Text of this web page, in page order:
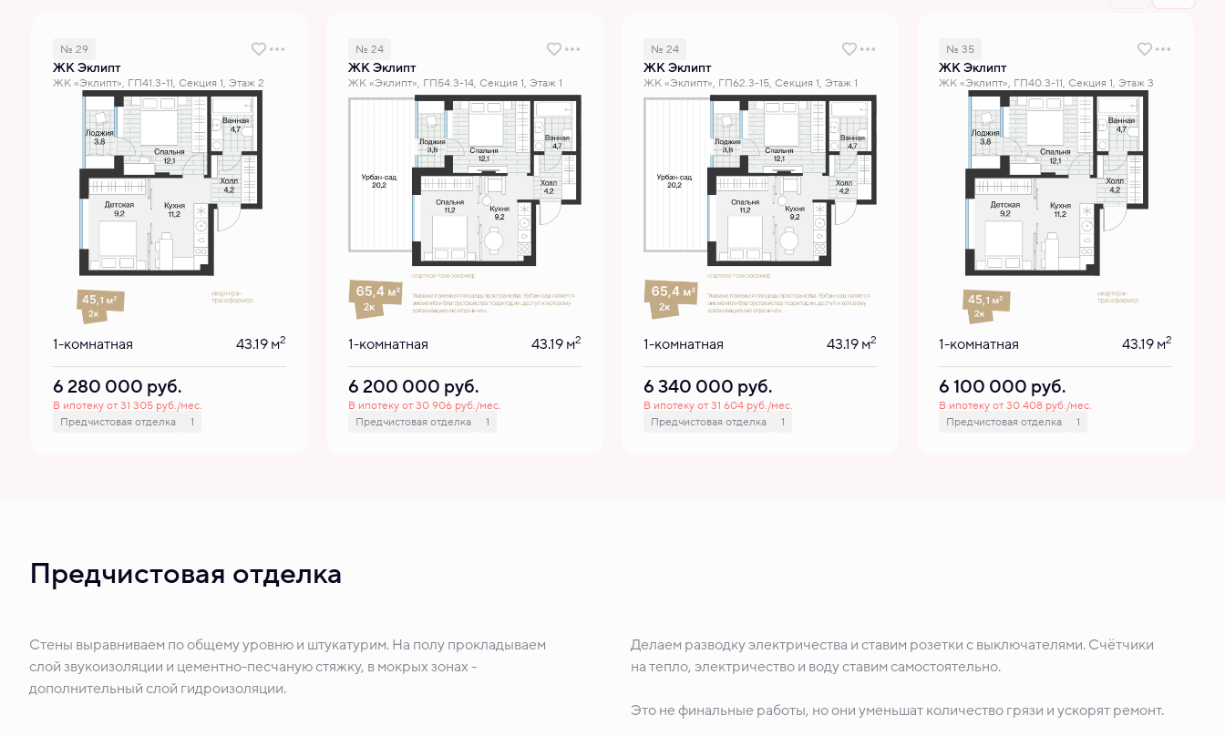
№ 29
ЖК Эклипт
ЖК «Эклипт», ГП41.3-11, Секция 1, Этаж 2
1-комнатная 43.19 м2
6 280 000 руб.
В ипотеку от 31 305 руб./мес.
Предчистовая отделка
1
№ 24
ЖК Эклипт
ЖК «Эклипт», ГП54.3-14, Секция 1, Этаж 1
1-комнатная 43.19 м2
6 200 000 руб.
В ипотеку от 30 906 руб./мес.
Предчистовая отделка
1
№ 24
ЖК Эклипт
ЖК «Эклипт», ГП62.3-15, Секция 1, Этаж 1
1-комнатная 43.19 м2
6 340 000 руб.
В ипотеку от 31 604 руб./мес.
Предчистовая отделка
1
№ 35
ЖК Эклипт
ЖК «Эклипт», ГП40.3-11, Секция 1, Этаж 3
1-комнатная 43.19 м2
6 100 000 руб.
В ипотеку от 30 408 руб./мес.
Предчистовая отделка
1
Предчистовая отделка
Стены выравниваем по общему уровню и штукатурим. На полу прокладываем
слой звукоизоляции и цементно-песчаную стяжку, в мокрых зонах -
дополнительный слой гидроизоляции.
Делаем разводку электричества и ставим розетки с выключателями. Счётчики
на тепло, электричество и воду ставим самостоятельно.
Это не финальные работы, но они уменьшат количество грязи и ускорят ремонт.